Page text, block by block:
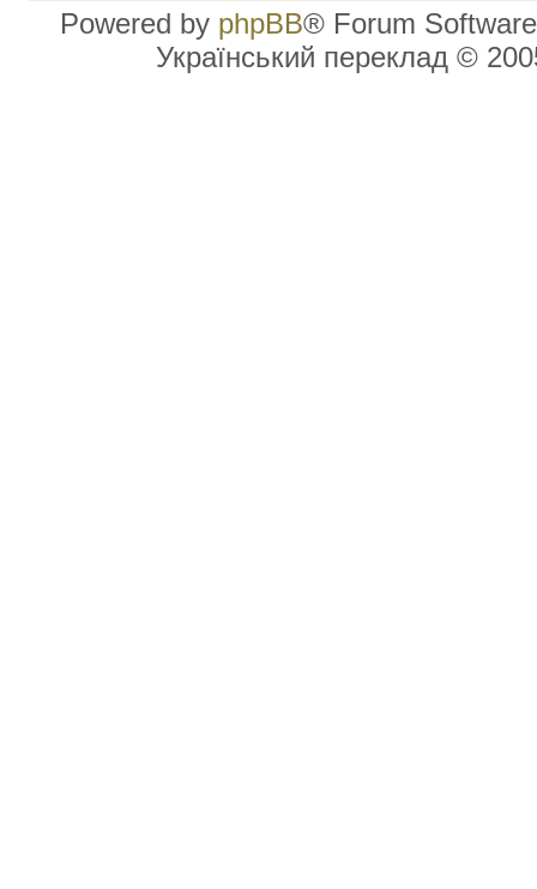
Powered by phpBB® Forum
Український переклад ©